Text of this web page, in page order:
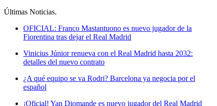
Últimas Noticias.
OFICIAL: Franco Mastantuono es nuevo jugador de la
Fiorentina tras dejar el Real Madrid
Vinicius Júnior renueva con el Real Madrid hasta 2032:
detalles del nuevo contrato
¿A qué equipo se va Rodri? Barcelona ya negocia por el
español
¡Oficial! Yan Diomande es nuevo jugador del Real Madrid